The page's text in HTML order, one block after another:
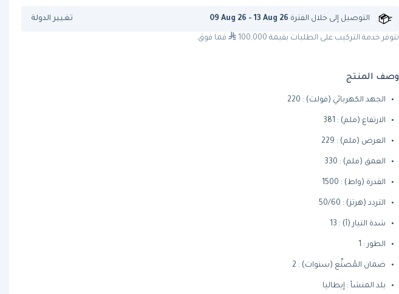
التوصيل إلى خلال الفترة 09 Aug 26 - 13 Aug 26 تغيير الدولة
تتوفر خدمة التركيب على الطلبات بقيمة 100,000 فما فوق.
وصف المنتج
الجهد الكهربائي (فولت) : 220
الارتفاع (ملم) : 381
العرض (ملم) : 229
العمق (ملم) : 330
القدرة (واط) : 1500
التردد (هرتز) : 50/60
شدة التيار (أ) : 13
الطور : 1
ضمان المُصنِّع (سنوات) : 2
بلد المنشأ : إيطاليا